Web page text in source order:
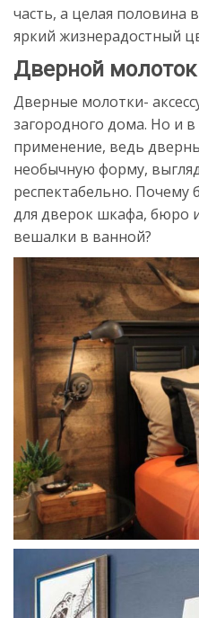
часть, а целая половина
яркий жизнерадостный
Дверной
Дверные молотки-
загородного дома. Но и
применение, ведь
необычную форму,
респектабельно. Почему
для дверок шкафа, бюро
вешалки в ванной?